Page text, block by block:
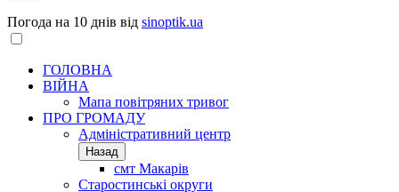
Погода на 10 днів від sinoptik.ua
ГОЛОВНА
ВІЙНА
Мапа повітряних тривог
ПРО ГРОМАДУ
Aдміністративний центр
Назад
смт Макарів
Старостинські округи